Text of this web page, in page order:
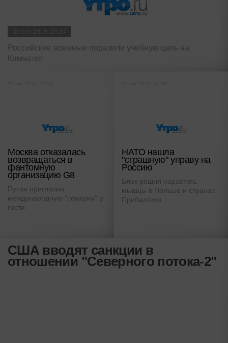
Российские военные поразили учебную цель на
Камчатке
Москва отказалась
возвращаться в
фантомную
организацию G8
Путин пригласил
международную "семерку" в
гости
НАТО нашла
"страшную" управу на
Россию
Блок решил нарастить
мышцы в Польше и странах
Прибалтики
США вводят санкции в
отношении "Северного потока-2"